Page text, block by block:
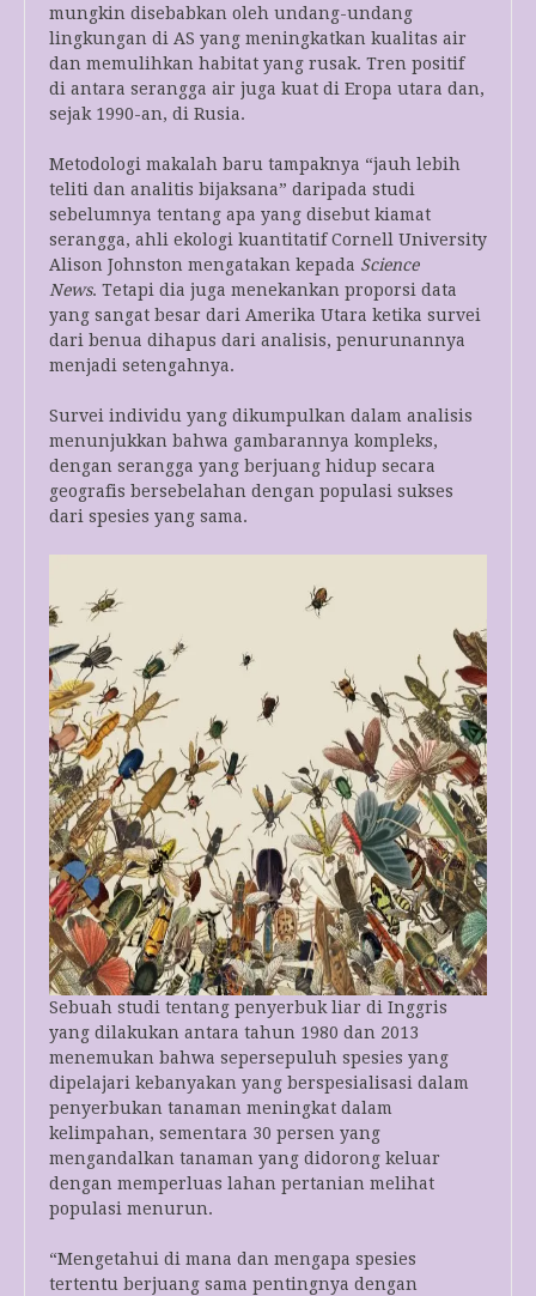
mungkin disebabkan oleh undang-undang
lingkungan di AS yang meningkatkan kualitas air
dan memulihkan habitat yang rusak. Tren positif
di antara serangga air juga kuat di Eropa utara dan,
sejak 1990-an, di Rusia.
Metodologi makalah baru tampaknya “jauh lebih
teliti dan analitis bijaksana” daripada studi
sebelumnya tentang apa yang disebut kiamat
serangga, ahli ekologi kuantitatif Cornell University
Alison Johnston mengatakan kepada Science
News. Tetapi dia juga menekankan proporsi data
yang sangat besar dari Amerika Utara ketika survei
dari benua dihapus dari analisis, penurunannya
menjadi setengahnya.
Survei individu yang dikumpulkan dalam analisis
menunjukkan bahwa gambarannya kompleks,
dengan serangga yang berjuang hidup secara
geografis bersebelahan dengan populasi sukses
dari spesies yang sama.
Sebuah studi tentang penyerbuk liar di Inggris
yang dilakukan antara tahun 1980 dan 2013
menemukan bahwa sepersepuluh spesies yang
dipelajari kebanyakan yang berspesialisasi dalam
penyerbukan tanaman meningkat dalam
kelimpahan, sementara 30 persen yang
mengandalkan tanaman yang didorong keluar
dengan memperluas lahan pertanian melihat
populasi menurun.
“Mengetahui di mana dan mengapa spesies
tertentu berjuang sama pentingnya dengan